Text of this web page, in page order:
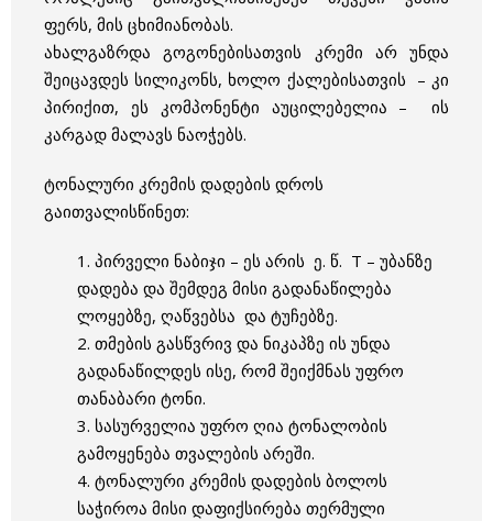
ფერს, მის ცხიმიანობას.
ახალგაზრდა გოგონებისათვის კრემი არ უნდა
შეიცავდეს სილიკონს, ხოლო ქალებისათვის – კი
პირიქით, ეს კომპონენტი აუცილებელია – ის
კარგად მალავს ნაოჭებს.
ტონალური კრემის დადების დროს
გაითვალისწინეთ:
1. პირველი ნაბიჯი – ეს არის ე. წ. T – უბანზე
დადება და შემდეგ მისი გადანაწილება
ლოყებზე, ღაწვებსა და ტუჩებზე.
2. თმების გასწვრივ და ნიკაპზე ის უნდა
გადანაწილდეს ისე, რომ შეიქმნას უფრო
თანაბარი ტონი.
3. სასურველია უფრო ღია ტონალობის
გამოყენება თვალების არეში.
4. ტონალური კრემის დადების ბოლოს
საჭიროა მისი დაფიქსირება თერმული